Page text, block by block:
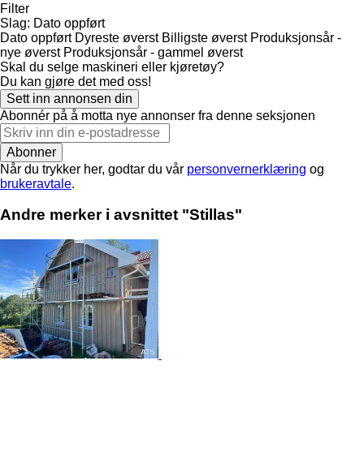
Filter
Slag: Dato oppført
Dato oppført Dyreste øverst Billigste øverst Produksjonsår -
nye øverst Produksjonsår - gammel øverst
Skal du selge maskineri eller kjøretøy?
Du kan gjøre det med oss!
Sett inn annonsen din
Abonnér på å motta nye annonser fra denne seksjonen
Abonner
Når du trykker her, godtar du vår personvernerklæring og
brukeravtale.
Andre merker i avsnittet "Stillas"